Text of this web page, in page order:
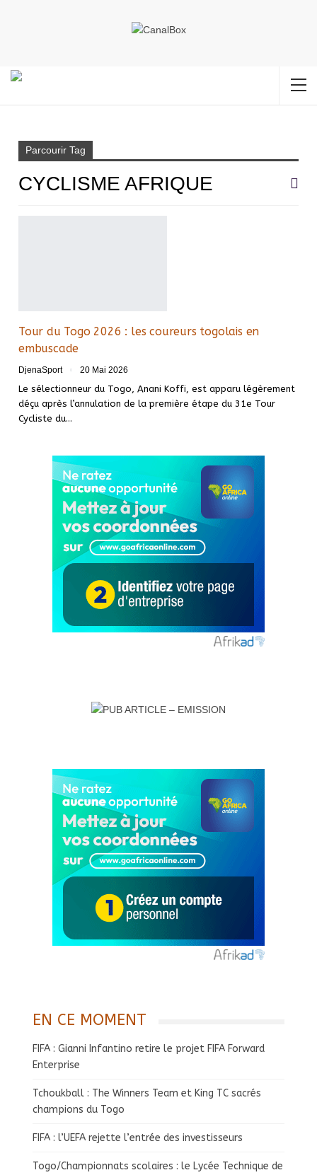
Parcourir Tag
CYCLISME AFRIQUE
Tour du Togo 2026 : les coureurs togolais en
embuscade
DjenaSport 20 Mai 2026
Le sélectionneur du Togo, Anani Koffi, est apparu légèrement
déçu après l’annulation de la première étape du 31e Tour
Cycliste du…
EN CE MOMENT
FIFA : Gianni Infantino retire le projet FIFA Forward
Enterprise
Tchoukball : The Winners Team et King TC sacrés
champions du Togo
FIFA : l’UEFA rejette l’entrée des investisseurs
Togo/Championnats scolaires : le Lycée Technique de